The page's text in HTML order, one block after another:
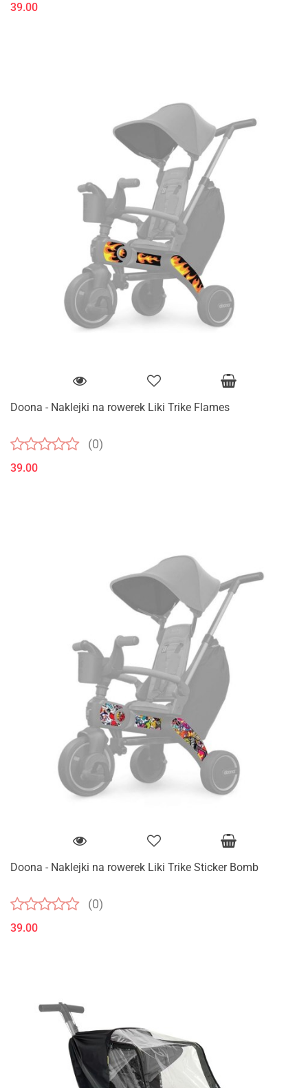
39.00
Doona - Naklejki na rowerek Liki Trike Flames
(0)
39.00
Doona - Naklejki na rowerek Liki Trike Sticker Bomb
(0)
39.00